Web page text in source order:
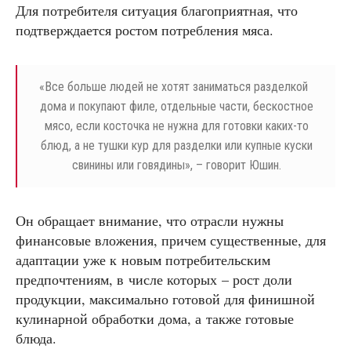
Для потребителя ситуация благоприятная, что
подтверждается ростом потребления мяса.
« Все больше людей не хотят заниматься разделкой
дома и покупают филе, отдельные части, бескостное
мясо, если косточка не нужна для готовки каких-то
блюд, а не тушки кур для разделки или купные куски
свинины или говядины», – говорит Юшин.
Он обращает внимание, что отрасли нужны
финансовые вложения, причем существенные, для
адаптации уже к новым потребительским
предпочтениям, в числе которых – рост доли
продукции, максимально готовой для финишной
кулинарной обработки дома, а также готовые
блюда.